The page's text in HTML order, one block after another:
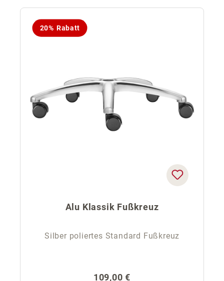
20% Rabatt
Alu Klassik Fußkreuz
Silber poliertes Standard Fußkreuz
Regulärer Preis:
109,00 €